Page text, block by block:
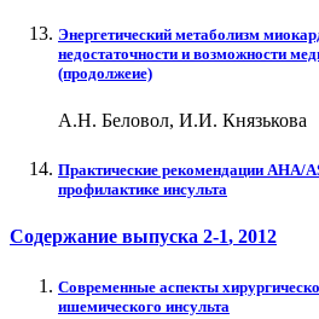
Энергетический метаболизм
недостаточности и возможности
(продолжеие)
А.Н. Беловол, И.И. Князькова
Практические рекомендации АHA/
профилактике инсульта
Содержание выпуска 2-1, 2012
Современные аспекты
ишемического инсульта